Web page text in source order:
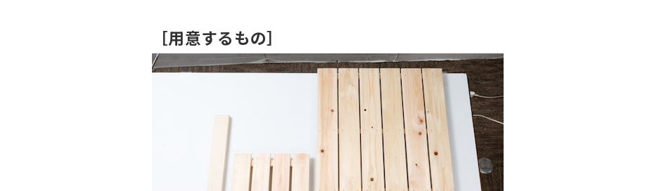
［用意するもの］